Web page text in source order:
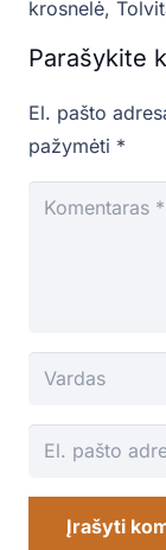
krosnelė,
Parašykite
El. pašto
pažymėti *
Įrašyti